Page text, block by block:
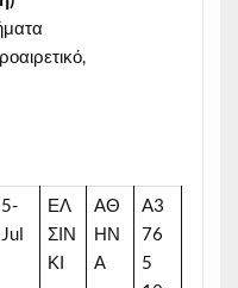
5-
Jul
ΕΛ
ΣΙΝ
ΚΙ
ΑΘ
ΗΝ
Α
A3
76
5